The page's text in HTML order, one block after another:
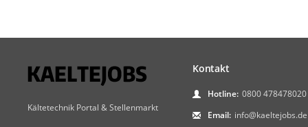
Kältetechnik Portal & Stellenmarkt
Kontakt
Hotline: 0800 478478020
Email: info@kaeltejobs.de